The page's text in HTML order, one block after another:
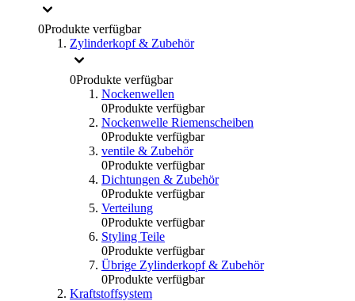
0Produkte verfügbar
Zylinderkopf & Zubehör
0Produkte verfügbar
Nockenwellen
0Produkte verfügbar
Nockenwelle Riemenscheiben
0Produkte verfügbar
ventile & Zubehör
0Produkte verfügbar
Dichtungen & Zubehör
0Produkte verfügbar
Verteilung
0Produkte verfügbar
Styling Teile
0Produkte verfügbar
Übrige Zylinderkopf & Zubehör
0Produkte verfügbar
Kraftstoffsystem